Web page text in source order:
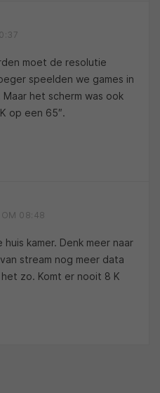
moet de resolutie
speelden we games in
het scherm was ook
op een 65″.
OM 08:48
kamer. Denk meer naar
stream nog meer data
zo. Komt er nooit 8 K